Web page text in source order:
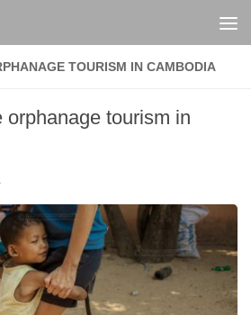
TOURISM IN CAMBODIA
orphanage tourism in